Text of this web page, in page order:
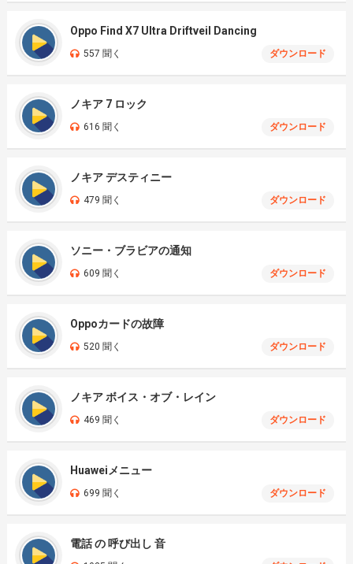
Oppo Find X7 Ultra Driftveil Dancing
557 聞く ダウンロード
ノキア 7 ロック
616 聞く ダウンロード
ノキア デスティニー
479 聞く ダウンロード
ソニー・ブラビアの通知
609 聞く ダウンロード
Oppoカードの故障
520 聞く ダウンロード
ノキア ボイス・オブ・レイン
469 聞く ダウンロード
Huaweiメニュー
699 聞く ダウンロード
電話 の 呼び出し 音